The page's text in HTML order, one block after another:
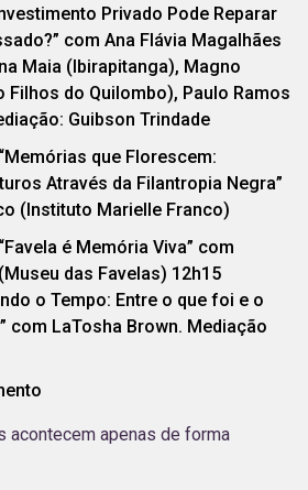
Privado Pode Reparar
com Ana Flávia Magalhães
Maia (Ibirapitanga), Magno
Filhos do Quilombo), Paulo Ramos
Guibson Trindade
que Florescem:
Através da Filantropia Negra”
(Instituto Marielle Franco)
é Memória Viva” com
das Favelas) 12h15
o Tempo: Entre o que foi e o
com LaTosha Brown. Mediação
acontecem apenas de forma